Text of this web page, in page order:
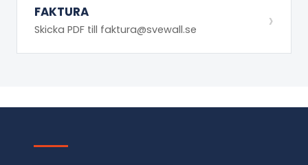
FAKTURA
Skicka PDF till faktura@svewall.se ›